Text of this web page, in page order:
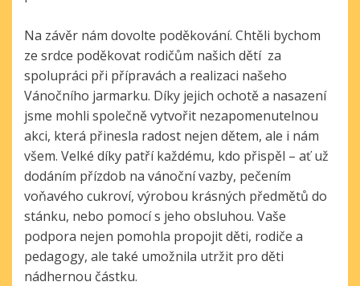
Na závěr nám dovolte poděkování. Chtěli bychom
ze srdce poděkovat rodičům našich dětí za
spolupráci při přípravách a realizaci našeho
Vánočního jarmarku. Díky jejich ochotě a nasazení
jsme mohli společně vytvořit nezapomenutelnou
akci, která přinesla radost nejen dětem, ale i nám
všem. Velké díky patří každému, kdo přispěl – ať už
dodáním přízdob na vánoční vazby, pečením
voňavého cukroví, výrobou krásných předmětů do
stánku, nebo pomocí s jeho obsluhou. Vaše
podpora nejen pomohla propojit děti, rodiče a
pedagogy, ale také umožnila utržit pro děti
nádhernou částku.